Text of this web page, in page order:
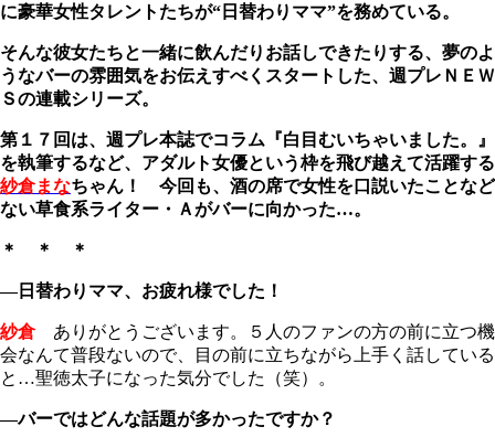
に豪華女性タレントたちが“日替わりママ”を務めている。
そんな彼女たちと一緒に飲んだりお話しできたりする、夢のよ
うなバーの雰囲気をお伝えすべくスタートした、週プレＮＥＷ
Ｓの連載シリーズ。
第１７回は、週プレ本誌でコラム『白目むいちゃいました。』
を執筆するなど、アダルト女優という枠を飛び越えて活躍する
紗倉まなちゃん！ 今回も、酒の席で女性を口説いたことなど
ない草食系ライター・Ａがバーに向かった…。
＊ ＊ ＊
―日替わりママ、お疲れ様でした！
紗倉ありがとうございます。５人のファンの方の前に立つ機
会なんて普段ないので、目の前に立ちながら上手く話している
と…聖徳太子になった気分でした（笑）。
―バーではどんな話題が多かったですか？